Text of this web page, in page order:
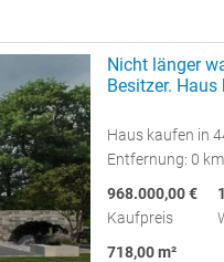
Nicht länger
Besitzer. Haus
Haus kaufen in
Entfernung: 0 km
968.000,00 €
Kaufpreis
718,00 m²